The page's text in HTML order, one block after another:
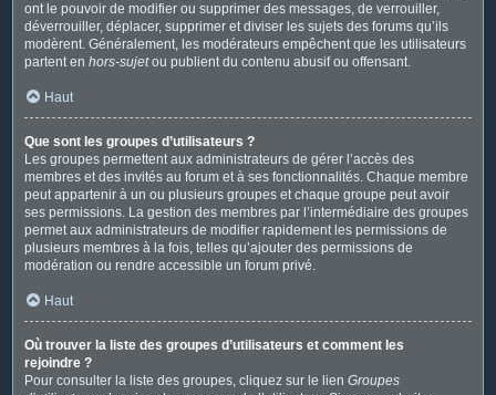
ont le pouvoir de modifier ou supprimer des messages, de verrouiller,
déverrouiller, déplacer, supprimer et diviser les sujets des forums qu’ils
modèrent. Généralement, les modérateurs empêchent que les utilisateurs
partent en hors-sujetou publient du contenu abusif ou offensant.
Haut
Que sont les groupes d’utilisateurs ?
Les groupes permettent aux administrateurs de gérer l’accès des
membres et des invités au forum et à ses fonctionnalités. Chaque membre
peut appartenir à un ou plusieurs groupes et chaque groupe peut avoir
ses permissions. La gestion des membres par l’intermédiaire des groupes
permet aux administrateurs de modifier rapidement les permissions de
plusieurs membres à la fois, telles qu’ajouter des permissions de
modération ou rendre accessible un forum privé.
Haut
Où trouver la liste des groupes d’utilisateurs et comment les
rejoindre ?
Pour consulter la liste des groupes, cliquez sur le lien Groupes